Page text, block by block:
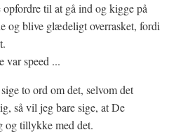
til at gå ind og kigge på
og blive glædeligt overrasket, fordi
var speed ...
to ord om det, selvom det
så vil jeg bare sige, at De
og tillykke med det.